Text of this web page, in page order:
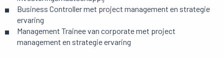
Business Controller met project management en strategie
ervaring
Management Trainee van corporate met project
management en strategie ervaring